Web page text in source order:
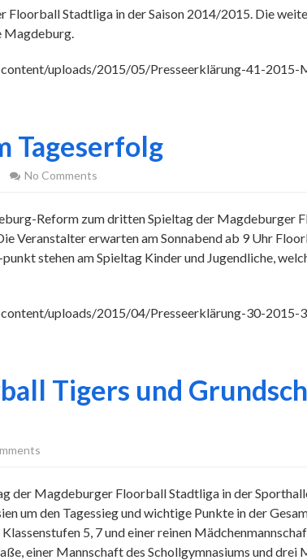
Floorball Stadtliga in der Saison 2014/2015. Die
Magdeburg.
uploads/2015/05/Presseerklärung-41-
Tageserfolg
No Comments
Reform zum dritten Spieltag der Magdeburger
Veranstalter erwarten am Sonnabend ab 9 Uhr
stehen am Spieltag Kinder und Jugendliche,
uploads/2015/04/Presseerklärung-30-2015-
Tigers und
der Magdeburger Floorball Stadtliga in der
um den Tagessieg und wichtige Punkte in der
5, 7 und einer reinen
einer Mannschaft des Schollgymnasiums und